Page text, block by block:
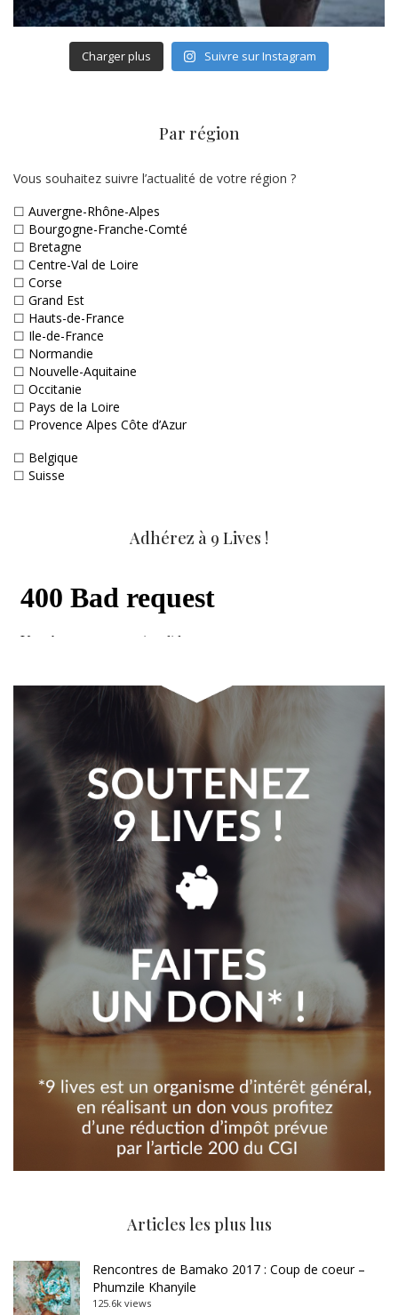
Charger plus Suivre sur Instagram
Par région
Vous souhaitez suivre l’actualité de votre région ?
☐ Auvergne-Rhône-Alpes
☐ Bourgogne-Franche-Comté
☐ Bretagne
☐ Centre-Val de Loire
☐ Corse
☐ Grand Est
☐ Hauts-de-France
☐ Ile-de-France
☐ Normandie
☐ Nouvelle-Aquitaine
☐ Occitanie
☐ Pays de la Loire
☐ Provence Alpes Côte d’Azur
☐ Belgique
☐ Suisse
Adhérez à 9 Lives !
Articles les plus lus
Rencontres de Bamako 2017 : Coup de coeur –
Phumzile Khanyile
125.6k views